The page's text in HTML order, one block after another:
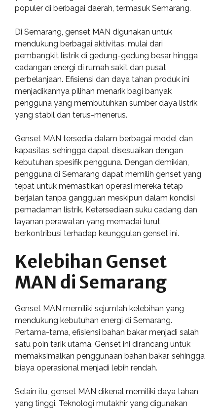
populer di berbagai daerah, termasuk Semarang.
Di Semarang, genset MAN digunakan untuk
mendukung berbagai aktivitas, mulai dari
pembangkit listrik di gedung-gedung besar hingga
cadangan energi di rumah sakit dan pusat
perbelanjaan. Efisiensi dan daya tahan produk ini
menjadikannya pilihan menarik bagi banyak
pengguna yang membutuhkan sumber daya listrik
yang stabil dan terus-menerus.
Genset MAN tersedia dalam berbagai model dan
kapasitas, sehingga dapat disesuaikan dengan
kebutuhan spesifik pengguna. Dengan demikian,
pengguna di Semarang dapat memilih genset yang
tepat untuk memastikan operasi mereka tetap
berjalan tanpa gangguan meskipun dalam kondisi
pemadaman listrik. Ketersediaan suku cadang dan
layanan perawatan yang memadai turut
berkontribusi terhadap keunggulan genset ini.
Kelebihan Genset
MAN di Semarang
Genset MAN memiliki sejumlah kelebihan yang
mendukung kebutuhan energi di Semarang.
Pertama-tama, efisiensi bahan bakar menjadi salah
satu poin tarik utama. Genset ini dirancang untuk
memaksimalkan penggunaan bahan bakar, sehingga
biaya operasional menjadi lebih rendah.
Selain itu, genset MAN dikenal memiliki daya tahan
yang tinggi. Teknologi mutakhir yang digunakan